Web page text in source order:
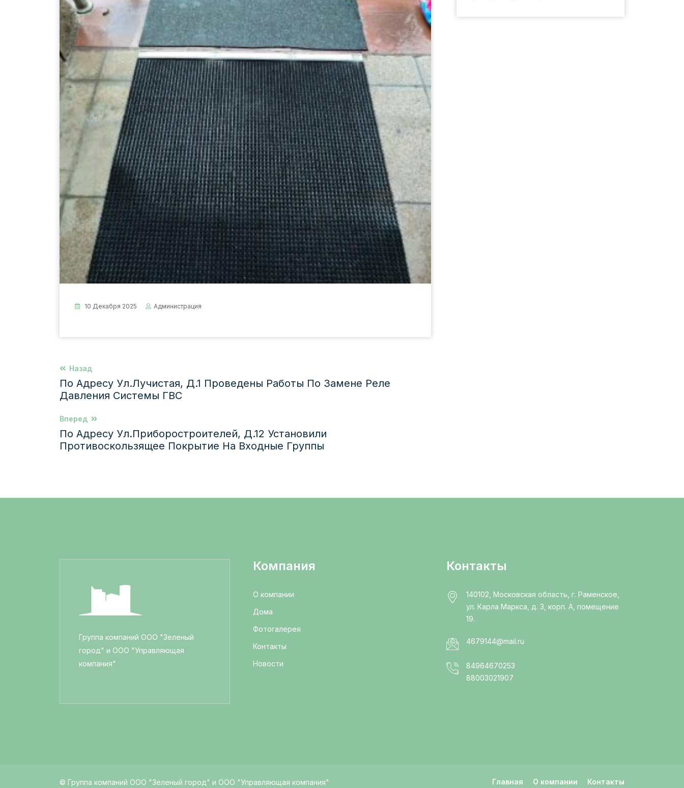
10 Декабря 2025 Администрация
Назад
По Адресу Ул.Лучистая, Д.1 Проведены Работы По Замене Реле
Давления Системы ГВС
Вперед
По Адресу Ул.Приборостроителей, Д.12 Установили
Противоскользящее Покрытие На Входные Группы
Группа компаний ООО "Зеленый
город" и ООО "Управляющая
компания"
Компания
О компании
Дома
Фотогалерея
Контакты
Новости
Контакты
140102, Московская область, г. Раменское,
ул. Карла Маркса, д. 3, корп. А, помещение
19.
4679144@mail.ru
84964670253
88003021907
© Группа компаний ООО "Зеленый город" и ООО "Управляющая компания" Главная О компании Контакты